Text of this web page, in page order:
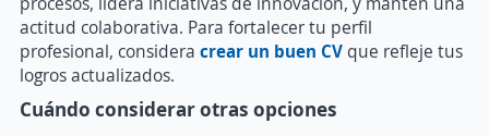
actitud colaborativa. Para fortalecer tu perfil
profesional, considera crear un buen CVque refleje tus
logros actualizados.
Cuándo considerar otras opciones